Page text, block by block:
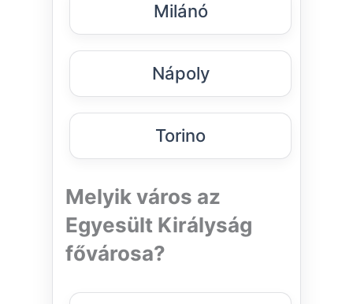
Milánó
Nápoly
Torino
Melyik város az
Egyesült Királyság
fővárosa?